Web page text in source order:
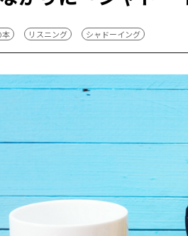
本 リスニング シャドーイング